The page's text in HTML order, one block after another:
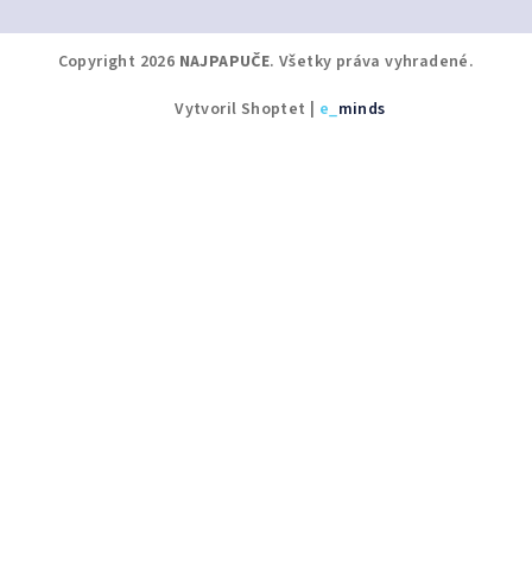
Copyright 2026 NAJPAPUČE. Všetky práva vyhradené.
Vytvoril Shoptet
e_minds